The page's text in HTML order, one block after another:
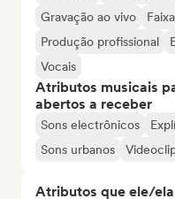
Gravação ao vivo
Produção profissional
Vocais
Atributos musicais
abertos a receber
Sons electrônicos
Sons urbanos
Atributos que ele/